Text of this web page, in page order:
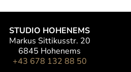
STUDIO HOHENEMS
Markus Sittikusstr. 20
6845 Hohenems
+43 678 132 88 50